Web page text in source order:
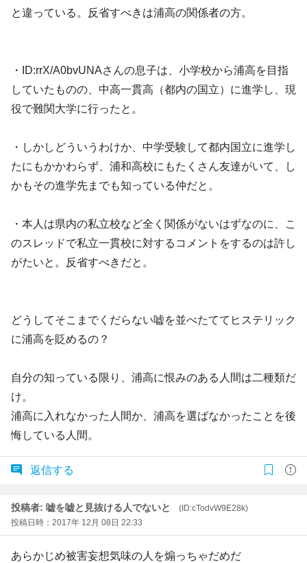
と違っている。反省すべきは浦高の関係者の方。
・ID:rrX/A0bvUNAさんの息子は、小学校から浦高を目指
していたものの、中高一貫高（都内の国立）に進学し、現
役で難関大学に行ったと。
・しかしどういうわけか、中学受験して都内国立に進学し
たにもかかわらず、浦和高校にもたくさん友達がいて、し
かもその進学先までも知っている仲だと。
・本人は県内の私立校など全く関係がないはずなのに、こ
のスレッドで私立一貫校に対するコメントをするのは許し
がたいと。反省すべきだと。
どうしてそこまでくだらない嘘を並べたててヒステリック
に浦高を貶めるの？
自分の知っている限り、浦高に恨みのある人間は二種類だ
け。
浦高に入れなかった人間か、浦高を選ばなかったことを後
悔している人間。
返信する
投稿者: 嘘を嘘と見抜ける人でないと
(ID:cTodvW9E28k)
投稿日時：2017年 12月 08日 22:33
あらかじめ被害妄想気味の人を煽っちゃだめだ